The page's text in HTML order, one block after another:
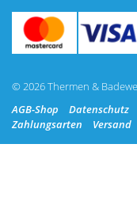
© 2026 Thermen &
AGB-Shop
Datenschutz
Zahlungsarten
Versand